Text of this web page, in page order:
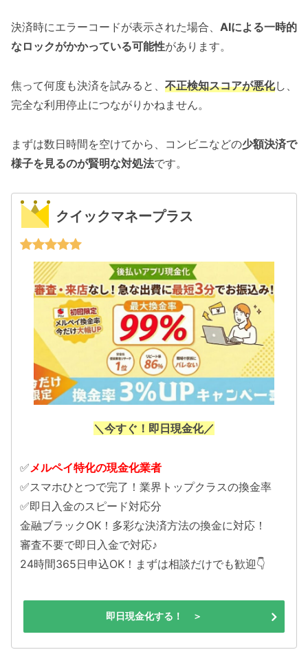
決済時にエラーコードが表示された場合、 AIによる一時的
なロックがかかっている可能性があります。
焦って何度も決済を試みると、 不正検知スコアが悪化し、
完全な利用停止につながりかねません。
まずは数日時間を空けてから、コンビニなどの少額決済で
様子を見るのが賢明な対処法です。
クイックマネープラス
＼今すぐ！即日現金化／
✅メルペイ特化の現金化業者
✅スマホひとつで完了！業界トップクラスの換金率
✅即日入金のスピード対応分
金融ブラックOK！多彩な決済方法の換金に対応！
審査不要で即日入金で対応♪
24時間365日申込OK！まずは相談だけでも歓迎👇
即日現金化する！ ＞